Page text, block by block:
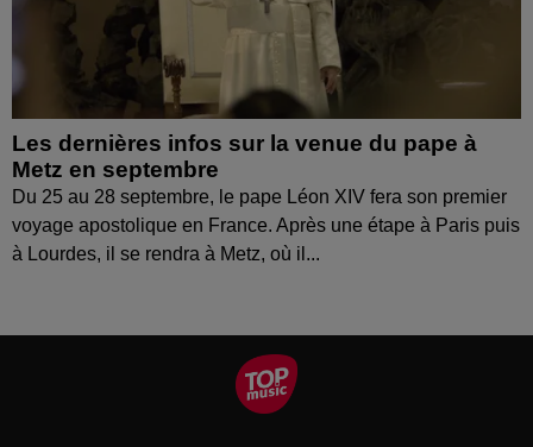
Les dernières infos sur la venue du pape à
Metz en septembre
Du 25 au 28 septembre, le pape Léon XIV fera son premier
voyage apostolique en France. Après une étape à Paris puis
à Lourdes, il se rendra à Metz, où il...